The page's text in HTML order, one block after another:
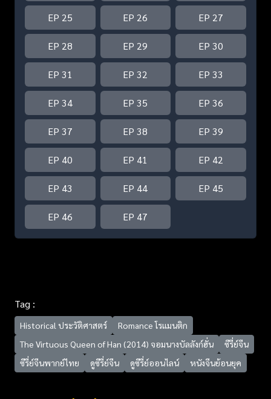
EP 25 EP 26 EP 27
EP 28 EP 29 EP 30
EP 31 EP 32 EP 33
EP 34 EP 35 EP 36
EP 37 EP 38 EP 39
EP 40 EP 41 EP 42
EP 43 EP 44 EP 45
EP 46 EP 47
Tag :
Historical ประวัติศาสตร์
Romance โรแมนติก
The Virtuous Queen of Han (2014) จอมนางบัลลังก์ฮั่น
ซีรี่ย์จีน
ซีรี่ย์จีนพากย์ไทย
ดูซีรี่ย์จีน ดูซีรี่ย์ออนไลน์ หนังจีนย้อนยุค